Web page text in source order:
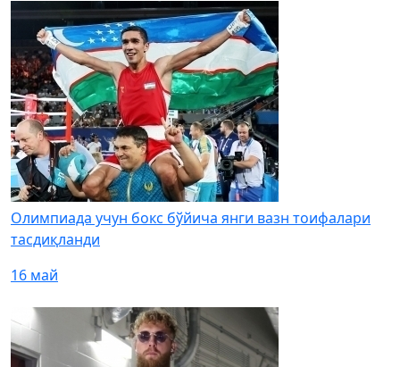
Олимпиада учун бокс бўйича янги вазн тоифалари
тасдиқланди
16 май